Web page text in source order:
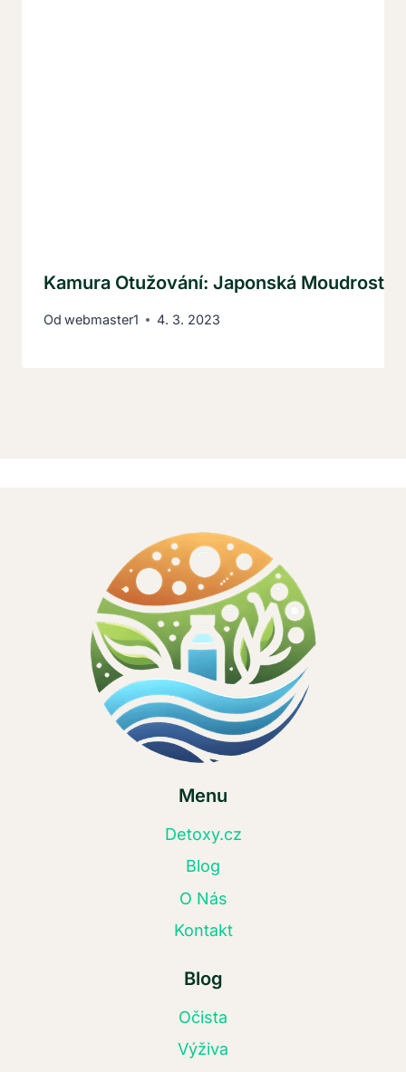
Kamura Otužování: Japonská Moudrost
Od webmaster1 4. 3. 2023
Menu
Detoxy.cz
Blog
O Nás
Kontakt
Blog
Očista
Výživa